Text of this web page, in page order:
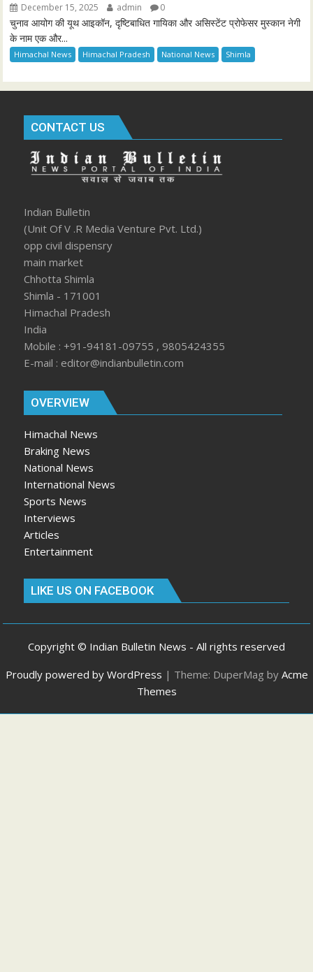
December 15, 2025 admin 0
चुनाव आयोग की यूथ आइकॉन, दृष्टिबाधित गायिका और असिस्टेंट प्रोफेसर मुस्कान नेगी
के नाम एक और...
Himachal News Himachal Pradesh National News Shimla
CONTACT US
Indian Bulletin
(Unit Of V .R Media Venture Pvt. Ltd.)
opp civil dispensry
main market
Chhotta Shimla
Shimla - 171001
Himachal Pradesh
India
Mobile : +91-94181-09755 , 9805424355
E-mail : editor@indianbulletin.com
OVERVIEW
Himachal News
Braking News
National News
International News
Sports News
Interviews
Articles
Entertainment
LIKE US ON FACEBOOK
Copyright © Indian Bulletin News - All rights reserved
Proudly powered by WordPress | Theme: DuperMag by Acme
Themes